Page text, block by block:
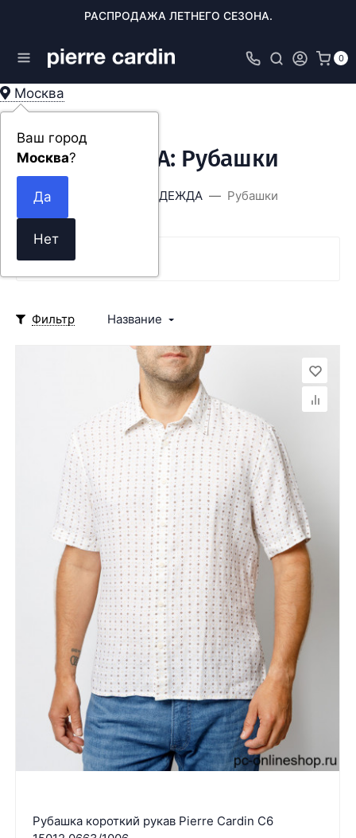
РАСПРОДАЖА ЛЕТНЕГО СЕЗОНА.
0
Москва
Ваш город
Москва? ОДЕЖДА: Рубашки
ОДЕЖДА Рубашки
SALE
Фильтр Название
Рубашка короткий рукав Pierre Cardin C6